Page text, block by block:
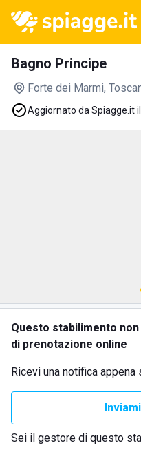
Bagno Principe
Forte dei Marmi,
Aggiornato da Spiagge.it
Questo stabilimento
di prenotazione online
Ricevi una notifica
Sei il gestore di questo